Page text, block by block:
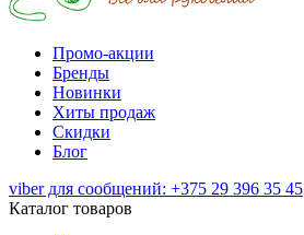
Промо-акции
Бренды
Новинки
Хиты продаж
Скидки
Блог
viber для сообщений: +375 29 396 35 45
Каталог товаров